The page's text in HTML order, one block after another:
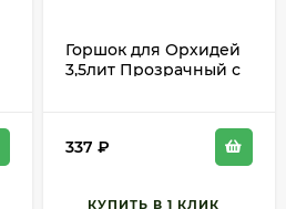
Горшок для Орхидей
3,5лит Прозрачный с
337 ₽